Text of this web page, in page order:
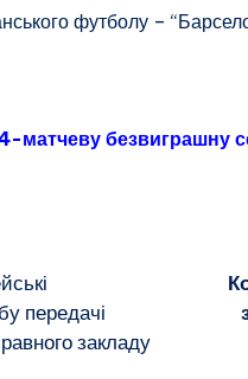
футболу –
матчеву безвиграшну
передачі
закладу